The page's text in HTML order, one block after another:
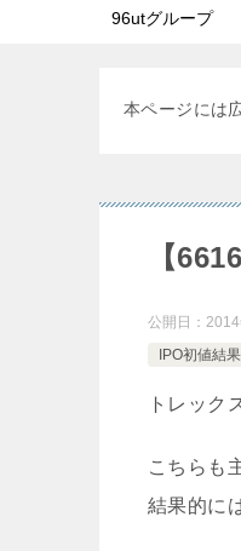
96utグループ
本ページには
【
公開日： 2014
IPO初値結果
トレック
こちらも
結果的に